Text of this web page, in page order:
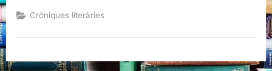
ritme
de
6è
de
Cròniques literàries